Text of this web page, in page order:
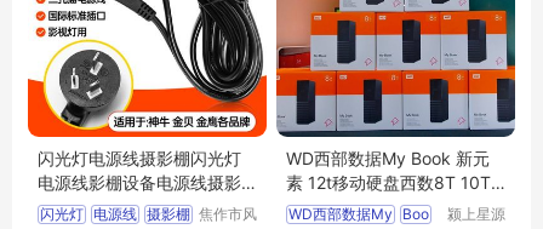
闪光灯电源线摄影棚闪光灯
电源线影棚设备电源线摄影
器材摄影
闪光灯 电源线 摄影棚 焦作市风
WD西部数据My Book 新元
素 12t移动硬盘西数8T 10T
NAS氦气
WD西部数据My Boo
颍上星源